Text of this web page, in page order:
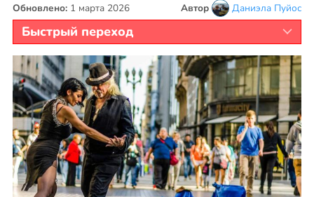
Обновлено:1 марта 2026 Автор Даниэла Пуйос
Быстрый переход